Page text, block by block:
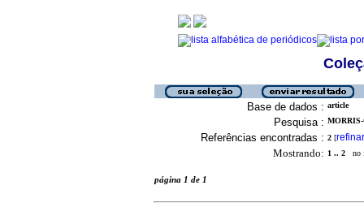
Base de dados : article
Pesquisa :
Referências encontradas : 2 [refinar
Mostrando: 1 .. 2 no
página 1 de 1